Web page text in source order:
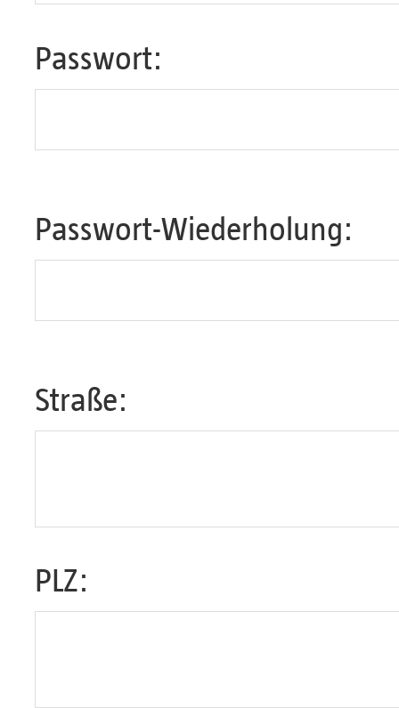
Passwort:
Passwort-Wiederholung:
Straße:
PLZ: